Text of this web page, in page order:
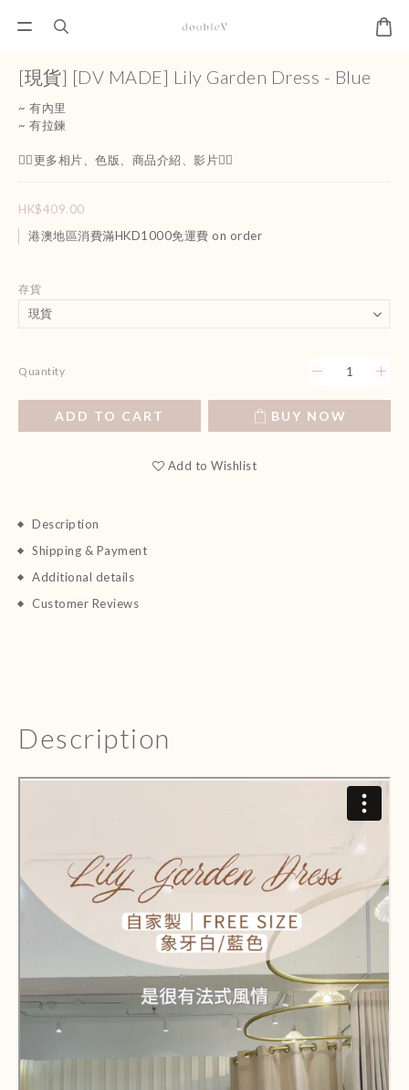
[現貨] [DV MADE] Lily Garden Dress - Blue
~ 有內里
~ 有拉鍊
👇🏻更多相片、色版、商品介紹、影片👇🏻
HK$409.00
港澳地區消費滿HKD1000免運費 on order
存貨
Quantity
ADD TO CART BUY NOW
Add to Wishlist
Description
Shipping & Payment
Additional details
Customer Reviews
Description